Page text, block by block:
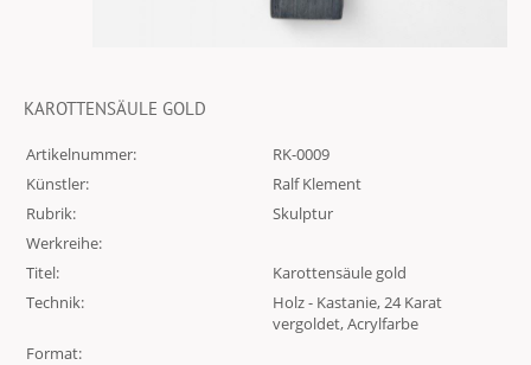
KAROTTENSÄULE GOLD
Artikelnummer:
RK-0009
Künstler:
Ralf Klement
Rubrik:
Skulptur
Werkreihe:
Titel:
Karottensäule gold
Technik:
Holz - Kastanie, 24 Karat
vergoldet, Acrylfarbe
Format: